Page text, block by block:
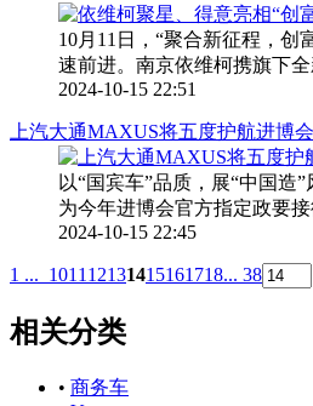
10月11日，“聚合新征程，
速前进。南京依维柯携旗下
2024-10-15 22:51
上汽大通MAXUS将五度护航进博会
以“国宾车”品质，展“中国
为今年进博会官方指定政要
2024-10-15 22:45
1 ... 1011 12131415161718... 38
相关分类
• 商务车